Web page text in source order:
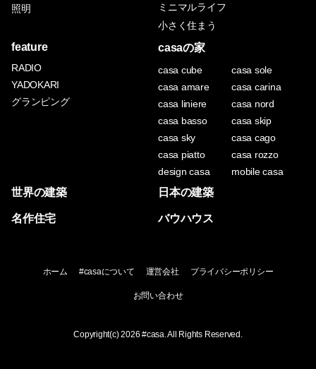
照明
ミニマルライフ
小さく住まう
feature
RADIO
YADOKARI
グランピング
casaの家
casa cube
casa sole
casa amare
casa carina
casa liniere
casa nord
casa basso
casa skip
casa sky
casa cago
casa piatto
casa rozzo
design casa
mobile casa
世界の建築 日本の建築
名作住宅 バウハウス
ホーム #casaについて 運営会社 プライバシーポリシー
お問い合わせ
Copyright(c) 2026#casa . All Rights Reserved.